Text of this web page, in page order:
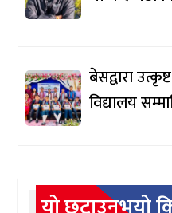
बेसद्वारा
विद्यालय